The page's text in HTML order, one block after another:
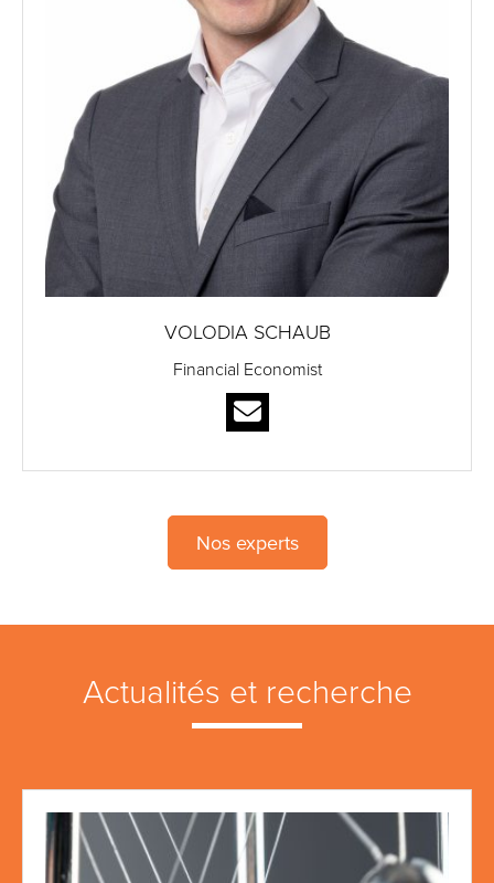
VOLODIA SCHAUB
Financial Economist
Nos experts
Actualités et recherche